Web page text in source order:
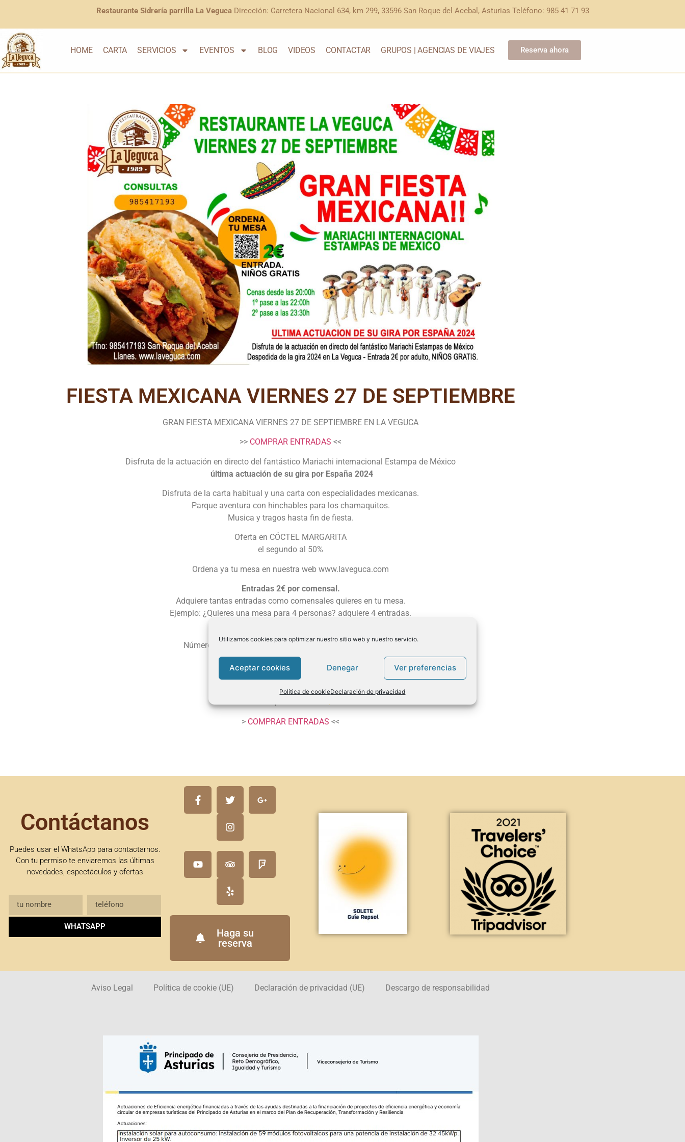
Utilizamos cookies para optimizar nuestro sitio web y nuestro servicio.
Aceptar cookies Denegar Ver preferencias
Política de cookieDeclaración de privacidad
Restaurante Sidrería parrilla La VegucaDirección: Carretera Nacional 634, km 299, 33596 San Roque del Acebal, Asturias Teléfono: 985 41 71 93
HOME CARTA SERVICIOS EVENTOS BLOG VIDEOS CONTACTAR GRUPOS | AGENCIAS DE VIAJES Reserva ahora
FIESTA MEXICANA VIERNES 27 DE SEPTIEMBRE
GRAN FIESTA MEXICANA VIERNES 27 DE SEPTIEMBRE EN LA VEGUCA
>> COMPRAR ENTRADAS <<
Disfruta de la actuación en directo del fantástico Mariachi internacional Estampa de México
última actuación de su gira por España 2024
Disfruta de la carta habitual y una carta con especialidades mexicanas.
Parque aventura con hinchables para los chamaquitos.
Musica y tragos hasta fin de fiesta.
Oferta en CÓCTEL MARGARITA
el segundo al 50%
Ordena ya tu mesa en nuestra web www.laveguca.com
Entradas 2€ por comensal.
Adquiere tantas entradas como comensales quieres en tu mesa.
Ejemplo: ¿Quieres una mesa para 4 personas? adquiere 4 entradas.
Número de entradas limitadas, ese día no se doblan mesas.
Teléfonos:
985417193
WhatsApp 670900690
E-Mail: info@laveguca.com
> COMPRAR ENTRADAS <<
Contáctanos
Puedes usar el WhatsApp para contactarnos.
Con tu permiso te enviaremos las últimas
novedades, espectáculos y ofertas
WHATSAPP
Haga su
reserva
Aviso Legal Política de cookie (UE) Declaración de privacidad (UE) Descargo de responsabilidad